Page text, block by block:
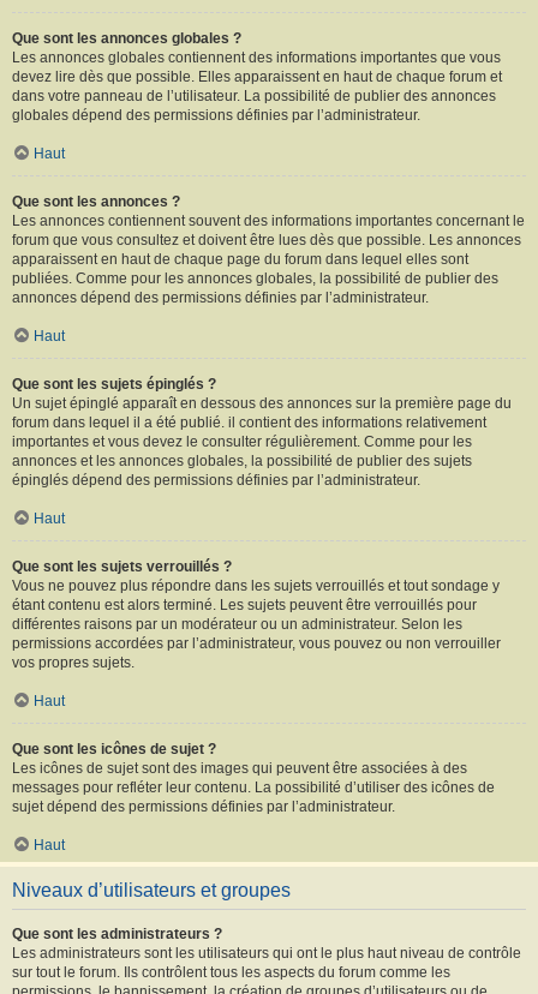
Que sont les annonces globales ?
Les annonces globales contiennent des informations importantes que vous
devez lire dès que possible. Elles apparaissent en haut de chaque forum et
dans votre panneau de l’utilisateur. La possibilité de publier des annonces
globales dépend des permissions définies par l’administrateur.
Haut
Que sont les annonces ?
Les annonces contiennent souvent des informations importantes concernant le
forum que vous consultez et doivent être lues dès que possible. Les annonces
apparaissent en haut de chaque page du forum dans lequel elles sont
publiées. Comme pour les annonces globales, la possibilité de publier des
annonces dépend des permissions définies par l’administrateur.
Haut
Que sont les sujets épinglés ?
Un sujet épinglé apparaît en dessous des annonces sur la première page du
forum dans lequel il a été publié. il contient des informations relativement
importantes et vous devez le consulter régulièrement. Comme pour les
annonces et les annonces globales, la possibilité de publier des sujets
épinglés dépend des permissions définies par l’administrateur.
Haut
Que sont les sujets verrouillés ?
Vous ne pouvez plus répondre dans les sujets verrouillés et tout sondage y
étant contenu est alors terminé. Les sujets peuvent être verrouillés pour
différentes raisons par un modérateur ou un administrateur. Selon les
permissions accordées par l’administrateur, vous pouvez ou non verrouiller
vos propres sujets.
Haut
Que sont les icônes de sujet ?
Les icônes de sujet sont des images qui peuvent être associées à des
messages pour refléter leur contenu. La possibilité d’utiliser des icônes de
sujet dépend des permissions définies par l’administrateur.
Haut
Niveaux d’utilisateurs et groupes
Que sont les administrateurs ?
Les administrateurs sont les utilisateurs qui ont le plus haut niveau de contrôle
sur tout le forum. Ils contrôlent tous les aspects du forum comme les